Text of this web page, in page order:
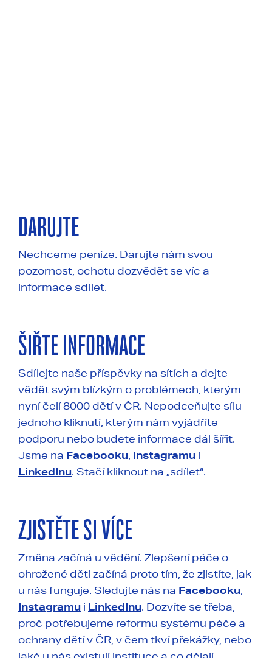
DARUJTE
Nechceme peníze. Darujte nám svou
pozornost, ochotu dozvědět se víc a
informace sdílet.
ŠIŘTE INFORMACE
Sdílejte naše příspěvky na sítích a dejte
vědět svým blízkým o problémech, kterým
nyní čelí 8000 dětí v ČR. Nepodceňujte sílu
jednoho kliknutí, kterým nám vyjádříte
podporu nebo budete informace dál šířit.
Jsme na Facebooku Instagramu i
LinkedInu. Stačí kliknout na „sdílet“.
ZJISTĚTE SI VÍCE
Změna začíná u vědění. Zlepšení péče o
ohrožené děti začíná proto tím, že zjistíte, jak
u nás funguje. Sledujte nás na Facebooku
Instagramu i LinkedInu. Dozvíte se třeba,
proč potřebujeme reformu systému péče a
ochrany dětí v ČR, v čem tkví překážky, nebo